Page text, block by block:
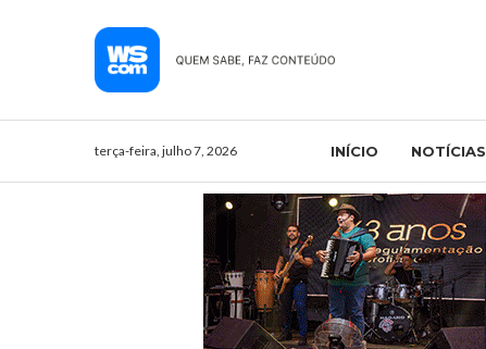
terça-feira, julho 7, 2026 INÍCIO NOTÍCIAS